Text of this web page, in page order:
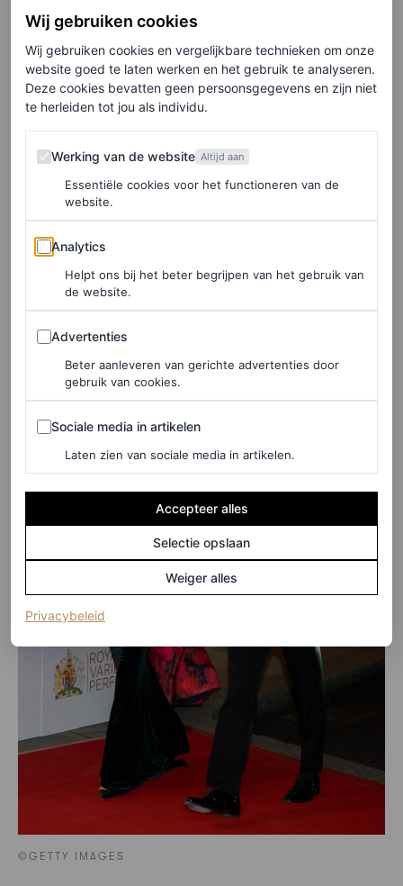
Kate Middleton schittert in bijzondere tiara
die favoriet was van prinses Diana
DAISY JONES
De prinses van Wales is sinds haar eerste keer in 2014
een vaste gast. Door de jaren heen droeg ze creaties van
ontwerpers zoals Diane von Furstenberg en Alexander
voor een koningsblauwe japon van Safiyaa, compleet met
©GETTY IMAGES
Wij gebruiken cookies
Wij gebruiken cookies en vergelijkbare technieken om onze
website goed te laten werken en het gebruik te analyseren.
Deze cookies bevatten geen persoonsgegevens en zijn niet
te herleiden tot jou als individu.
Werking van de website
Werking van de website Altijd aan
Essentiële cookies voor het functioneren van de
website.
Analytics
Analytics
Helpt ons bij het beter begrijpen van het gebruik van
de website.
Advertenties
Advertenties
Beter aanleveren van gerichte advertenties door
gebruik van cookies.
Sociale media in artikelen
Sociale media in artikelen
Laten zien van sociale media in artikelen.
Accepteer alles
Selectie opslaan
Weiger alles
Privacybeleid